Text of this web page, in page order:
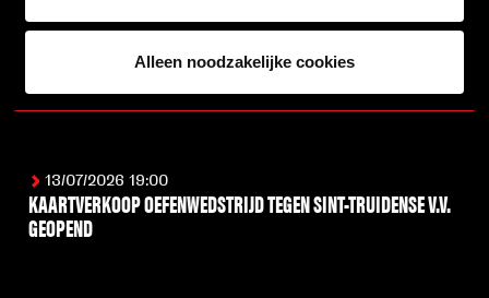
Alleen noodzakelijke cookies
13/07/2026 19:00
KAARTVERKOOP OEFENWEDSTRIJD TEGEN SINT-TRUIDENSE V.V.
GEOPEND